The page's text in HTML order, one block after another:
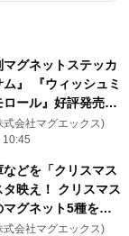
マグネットステッカ
』 『ウィッシュミ
ール』好評発売
オキャラクターと
う！
会社マグエックス)
どを「クリスマス
映え！ クリスマス
グネット5種を発
会社マグエックス)